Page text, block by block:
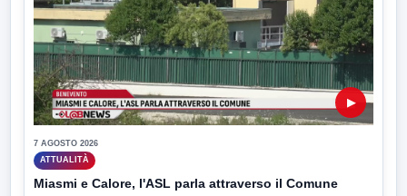
▶
7 AGOSTO 2026
ATTUALITÀ
Miasmi e Calore, l'ASL parla attraverso il Comune